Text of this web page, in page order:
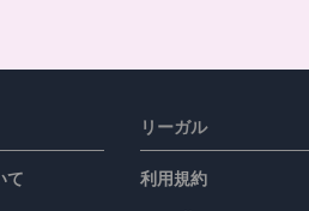
て
リーガル
利用規約